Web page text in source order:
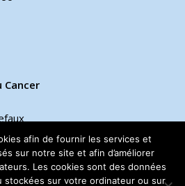
Cancer
FRANCEafin de fournir les services et
sur notre site et afin d’améliorer
Les cookies sont des données
stockées sur votre ordinateur ou sur